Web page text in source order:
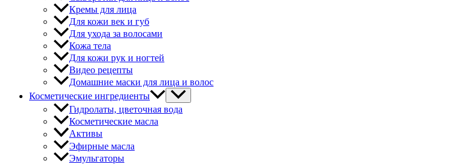
Кремы для лица
Для кожи век и губ
Для ухода за волосами
Кожа тела
Для кожи рук и ногтей
Видео рецепты
Домашние маски для лица и волос
Косметические ингредиенты
Гидролаты, цветочная вода
Косметические масла
Активы
Эфирные масла
Эмульгаторы